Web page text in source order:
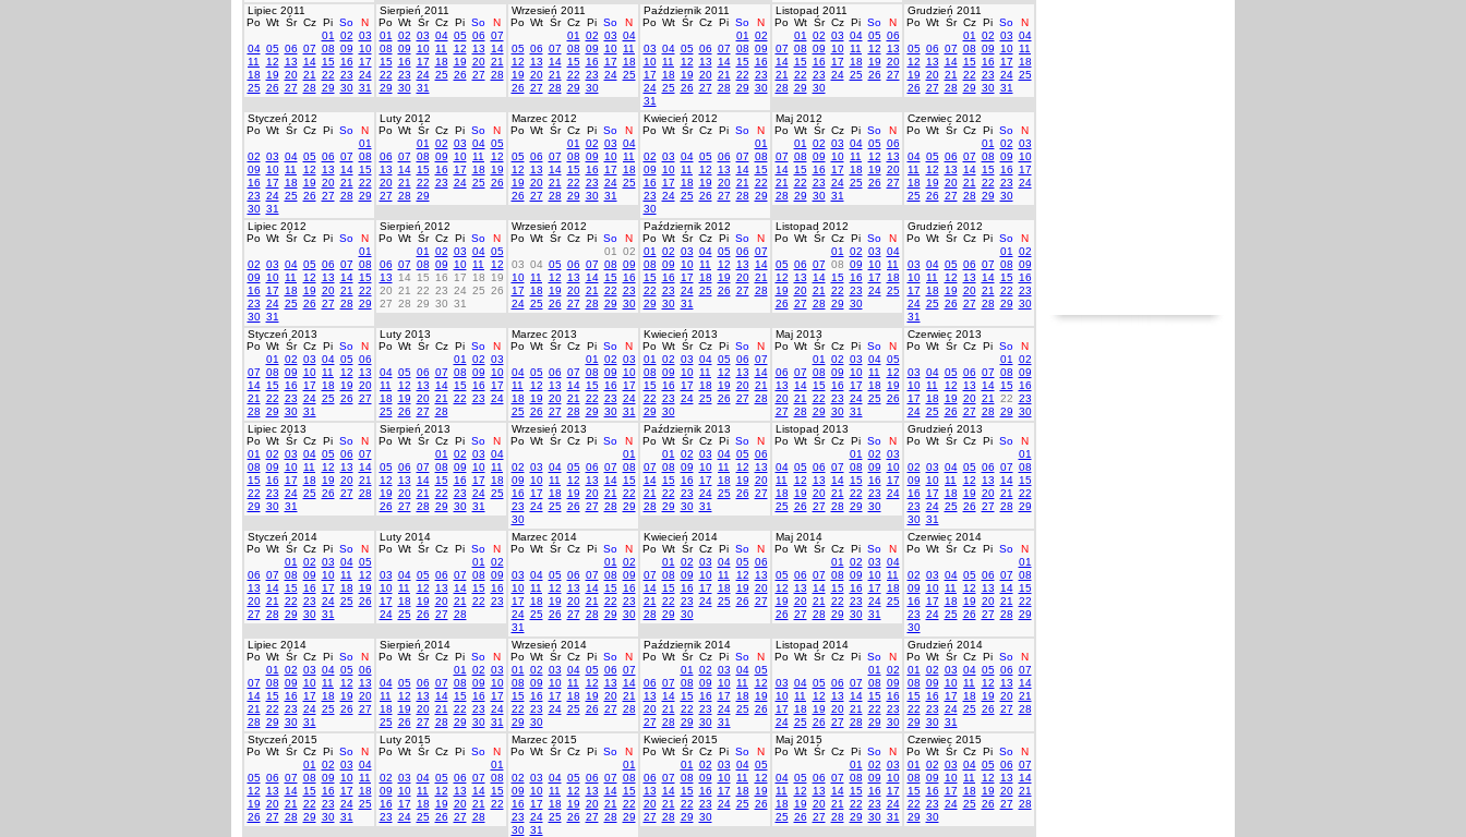
Lipiec 2011
Po Wt Śr Cz Pi So
N
01
02 03
04 05 06 07 08 09
10
11
12 13 14 15 16
17
18
19 20 21 22 23 24
25 26 27 28 29 30 31
Sierpień 2011
Po Wt Śr Cz Pi So
N
01
02 03 04 05 06 07
08 09 10 11 12 13
14
15 16 17 18 19 20 21
22 23 24 25 26 27 28
29 30 31
Wrzesień 2011
Po Wt Śr Cz Pi So
N
01
02 03 04
05 06 07 08 09 10 11
12
13 14 15 16 17
18
19 20 21 22 23 24 25
26 27 28 29 30
Październik 2011
Po Wt Śr Cz Pi So
N
01
02
03 04 05 06 07 08 09
10 11 12 13 14 15 16
17
18 19 20 21 22 23
24 25 26 27 28 29 30
31
Listopad 2011
Po Wt Śr Cz Pi So
N
01
02 03 04 05 06
07 08 09 10 11 12
13
14 15 16 17 18 19 20
21
22 23 24 25 26 27
28 29 30
Grudzień 2011
Po Wt Śr Cz Pi So
N
01
02 03 04
05 06 07 08 09 10 11
12
13 14 15 16 17
18
19 20 21 22 23 24 25
26 27 28 29 30 31
Styczeń 2012
Po Wt Śr Cz Pi So
N
01
02 03 04 05 06 07 08
09
10 11 12 13 14 15
16
17 18 19 20 21
22
23 24 25 26 27 28 29
30 31
Luty 2012
Po Wt Śr Cz Pi So
N
01
02 03 04 05
06 07 08 09 10 11
12
13
14 15 16 17 18
19
20 21 22 23 24 25 26
27 28 29
Marzec 2012
Po Wt Śr Cz Pi So
N
01
02 03 04
05 06 07 08 09 10 11
12
13 14 15 16 17
18
19 20 21 22 23 24 25
26 27 28 29 30 31
Kwiecień 2012
Po Wt Śr Cz Pi So
N
01
02 03 04 05 06 07 08
09
10 11 12 13 14 15
16
17 18 19 20 21
22
23 24 25 26 27 28 29
30
Maj 2012
Po Wt Śr Cz Pi So
N
01
02 03 04 05 06
07 08 09 10 11 12
13
14 15 16 17 18 19 20
21
22 23 24 25 26 27
28 29 30 31
Czerwiec 2012
Po Wt Śr Cz Pi So
N
01
02 03
04 05 06 07 08 09
10
11
12 13 14 15 16
17
18
19 20 21 22 23 24
25 26 27 28 29 30
Lipiec 2012
Po Wt Śr Cz Pi So
N
01
02 03 04 05 06 07 08
09
10 11 12 13 14 15
16
17 18 19 20 21
22
23 24 25 26 27 28 29
30 31
Sierpień 2012
Po Wt Śr Cz Pi So
N
01
02 03 04 05
06 07 08 09 10 11
12
13
14 15 16 17 18
19
20 21 22 23 24 25 26
27 28 29 30 31
Wrzesień 2012
Po Wt Śr Cz Pi So
N
01
02
03 04 05 06 07 08 09
10 11 12 13 14 15 16
17
18 19 20 21 22 23
24 25 26 27 28 29 30
Październik 2012
Po Wt Śr Cz Pi So
N
01
02 03 04 05 06 07
08 09 10 11 12 13
14
15 16 17 18 19 20 21
22 23 24 25 26 27 28
29 30 31
Listopad 2012
Po Wt Śr Cz Pi So
N
01
02 03 04
05 06 07 08 09 10 11
12
13 14 15 16 17
18
19 20 21 22 23 24 25
26 27 28 29 30
Grudzień 2012
Po Wt Śr Cz Pi So
N
01
02
03 04 05 06 07 08 09
10 11 12 13 14 15 16
17
18 19 20 21 22 23
24 25 26 27 28 29 30
31
Styczeń 2013
Po Wt Śr Cz Pi So
N
01
02 03 04 05 06
07 08 09 10 11 12
13
14 15 16 17 18 19 20
21
22 23 24 25 26 27
28 29 30 31
Luty 2013
Po Wt Śr Cz Pi So
N
01
02 03
04 05 06 07 08 09
10
11
12 13 14 15 16
17
18
19 20 21 22 23 24
25 26 27 28
Marzec 2013
Po Wt Śr Cz Pi So
N
01
02 03
04 05 06 07 08 09
10
11
12 13 14 15 16
17
18
19 20 21 22 23 24
25 26 27 28 29 30 31
Kwiecień 2013
Po Wt Śr Cz Pi So
N
01
02 03 04 05 06 07
08 09 10 11 12 13
14
15 16 17 18 19 20 21
22 23 24 25 26 27 28
29 30
Maj 2013
Po Wt Śr Cz Pi So
N
01
02 03 04 05
06 07 08 09 10 11
12
13
14 15 16 17 18
19
20 21 22 23 24 25 26
27 28 29 30 31
Czerwiec 2013
Po Wt Śr Cz Pi So
N
01
02
03 04 05 06 07 08 09
10 11 12 13 14 15 16
17
18 19 20 21 22 23
24 25 26 27 28 29 30
Lipiec 2013
Po Wt Śr Cz Pi So
N
01
02 03 04 05 06 07
08 09 10 11 12 13
14
15 16 17 18 19 20 21
22 23 24 25 26 27 28
29 30 31
Sierpień 2013
Po Wt Śr Cz Pi So
N
01
02 03 04
05 06 07 08 09 10 11
12
13 14 15 16 17
18
19 20 21 22 23 24 25
26 27 28 29 30 31
Wrzesień 2013
Po Wt Śr Cz Pi So
N
01
02 03 04 05 06 07 08
09
10 11 12 13 14 15
16
17 18 19 20 21
22
23 24 25 26 27 28 29
30
Październik 2013
Po Wt Śr Cz Pi So
N
01
02 03 04 05 06
07 08 09 10 11 12
13
14 15 16 17 18 19 20
21
22 23 24 25 26 27
28 29 30 31
Listopad 2013
Po Wt Śr Cz Pi So
N
01
02 03
04 05 06 07 08 09
10
11
12 13 14 15 16
17
18
19 20 21 22 23 24
25 26 27 28 29 30
Grudzień 2013
Po Wt Śr Cz Pi So
N
01
02 03 04 05 06 07 08
09
10 11 12 13 14 15
16
17 18 19 20 21
22
23 24 25 26 27 28 29
30 31
Styczeń 2014
Po Wt Śr Cz Pi So
N
01
02 03 04 05
06 07 08 09 10 11
12
13
14 15 16 17 18
19
20 21 22 23 24 25 26
27 28 29 30 31
Luty 2014
Po Wt Śr Cz Pi So
N
01
02
03 04 05 06 07 08 09
10 11 12 13 14 15 16
17
18 19 20 21 22 23
24 25 26 27 28
Marzec 2014
Po Wt Śr Cz Pi So
N
01
02
03 04 05 06 07 08 09
10 11 12 13 14 15 16
17
18 19 20 21 22 23
24 25 26 27 28 29 30
31
Kwiecień 2014
Po Wt Śr Cz Pi So
N
01
02 03 04 05 06
07 08 09 10 11 12
13
14 15 16 17 18 19 20
21
22 23 24 25 26 27
28 29 30
Maj 2014
Po Wt Śr Cz Pi So
N
01
02 03 04
05 06 07 08 09 10 11
12
13 14 15 16 17
18
19 20 21 22 23 24 25
26 27 28 29 30 31
Czerwiec 2014
Po Wt Śr Cz Pi So
N
01
02 03 04 05 06 07 08
09
10 11 12 13 14 15
16
17 18 19 20 21
22
23 24 25 26 27 28 29
30
Lipiec 2014
Po Wt Śr Cz Pi So
N
01
02 03 04 05 06
07 08 09 10 11 12
13
14 15 16 17 18 19 20
21
22 23 24 25 26 27
28 29 30 31
Sierpień 2014
Po Wt Śr Cz Pi So
N
01
02 03
04 05 06 07 08 09
10
11
12 13 14 15 16
17
18
19 20 21 22 23 24
25 26 27 28 29 30 31
Wrzesień 2014
Po Wt Śr Cz Pi So
N
01
02 03 04 05 06 07
08 09 10 11 12 13
14
15 16 17 18 19 20 21
22 23 24 25 26 27 28
29 30
Październik 2014
Po Wt Śr Cz Pi So
N
01
02 03 04 05
06 07 08 09 10 11
12
13
14 15 16 17 18
19
20 21 22 23 24 25 26
27 28 29 30 31
Listopad 2014
Po Wt Śr Cz Pi So
N
01
02
03 04 05 06 07 08 09
10 11 12 13 14 15 16
17
18 19 20 21 22 23
24 25 26 27 28 29 30
Grudzień 2014
Po Wt Śr Cz Pi So
N
01
02 03 04 05 06 07
08 09 10 11 12 13
14
15 16 17 18 19 20 21
22 23 24 25 26 27 28
29 30 31
Styczeń 2015
Po Wt Śr Cz Pi So
N
01
02 03 04
05 06 07 08 09 10 11
12
13 14 15 16 17
18
19 20 21 22 23 24 25
26 27 28 29 30 31
Luty 2015
Po Wt Śr Cz Pi So
N
01
02 03 04 05 06 07 08
09
10 11 12 13 14 15
16
17 18 19 20 21
22
23 24 25 26 27 28
Marzec 2015
Po Wt Śr Cz Pi So
N
01
02 03 04 05 06 07 08
09
10 11 12 13 14 15
16
17 18 19 20 21
22
23 24 25 26 27 28 29
30 31
Kwiecień 2015
Po Wt Śr Cz Pi So
N
01
02 03 04 05
06 07 08 09 10 11
12
13
14 15 16 17 18
19
20 21 22 23 24 25 26
27 28 29 30
Maj 2015
Po Wt Śr Cz Pi So
N
01
02 03
04 05 06 07 08 09
10
11
12 13 14 15 16
17
18
19 20 21 22 23 24
25 26 27 28 29 30 31
Czerwiec 2015
Po Wt Śr Cz Pi So
N
01
02 03 04 05 06 07
08 09 10 11 12 13
14
15 16 17 18 19 20 21
22 23 24 25 26 27 28
29 30